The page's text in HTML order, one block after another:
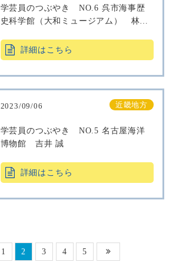
学芸員のつぶやき NO.6 呉市海事歴
史科学館（大和ミュージアム） 林
詳細はこちら
2023/09/06 近畿地方
学芸員のつぶやき NO.5 名古屋海洋
博物館 吉井 誠
詳細はこちら
1 2 3 4 5